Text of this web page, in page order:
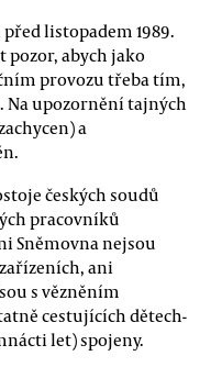
listopadem 1989.
pozor, abych jako
provozu třeba tím,
Na upozornění tajných
a
českých soudů
pracovníků
Sněmovna nejsou
ani
s vězněním
cestujících dětech-
let) spojeny.